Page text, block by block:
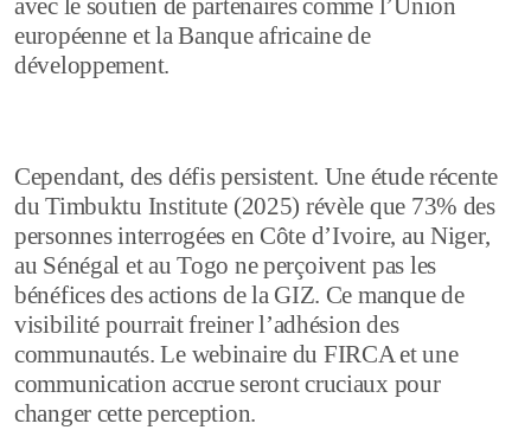
avec le soutien de partenaires comme l’Union
européenne et la Banque africaine de
développement.
Cependant, des défis persistent. Une étude récente
du Timbuktu Institute (2025) révèle que 73% des
personnes interrogées en Côte d’Ivoire, au Niger,
au Sénégal et au Togo ne perçoivent pas les
bénéfices des actions de la GIZ. Ce manque de
visibilité pourrait freiner l’adhésion des
communautés. Le webinaire du FIRCA et une
communication accrue seront cruciaux pour
changer cette perception.